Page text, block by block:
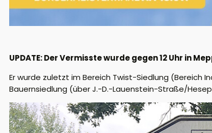
UPDATE: Der Vermisste wurde gegen 12 Uhr in
Er wurde zuletzt im Bereich Twist-Siedlung (Bereich
Bauernsiedlung (über J.-D.-Lauenstein-Straße/